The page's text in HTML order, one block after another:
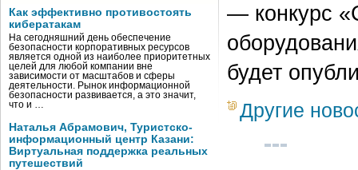
Как эффективно противостоять
кибератакам
На сегодняшний день обеспечение
безопасности корпоративных ресурсов
является одной из наиболее приоритетных
целей для любой компании вне
зависимости от масштабов и сферы
деятельности. Рынок информационной
безопасности развивается, а это значит,
что и …
Наталья Абрамович, Туристско-
информационный центр Казани:
Виртуальная поддержка реальных
путешествий
— конкурс
будет
Другие